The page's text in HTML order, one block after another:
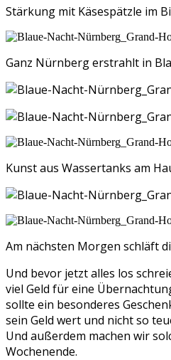
Stärkung mit Käsespätzle im
Ganz Nürnberg erstrahlt in
Kunst aus Wassertanks am
Am nächsten Morgen schläft
Und bevor jetzt alles los
viel Geld für eine
sollte ein besonderes
sein Geld wert und nicht so
Und außerdem machen wir
Wochenende.